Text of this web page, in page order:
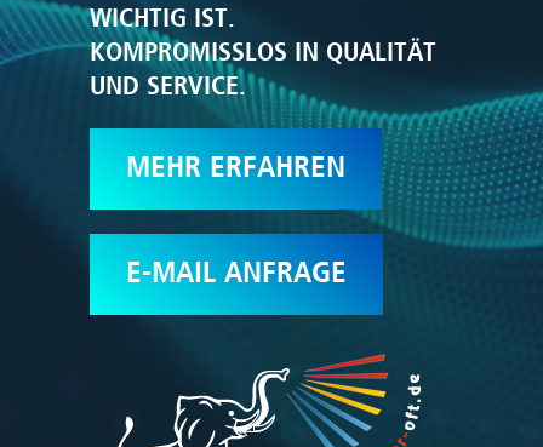
WICHTIG IST.
KOMPROMISSLOS IN QUALITÄT
UND SERVICE.
MEHR ERFAHREN
E-MAIL ANFRAGE